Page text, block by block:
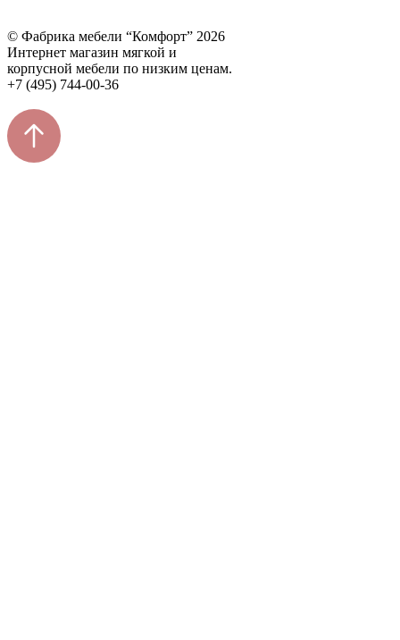
© Фабрика мебели “Комфорт” 2026
Интернет магазин мягкой и
корпусной мебели по низким ценам.
+7 (495) 744-00-36